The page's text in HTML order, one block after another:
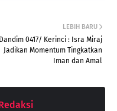
LEBIH BARU
Dandim 0417/ Kerinci : Isra Miraj
Jadikan Momentum Tingkatkan
Iman dan Amal